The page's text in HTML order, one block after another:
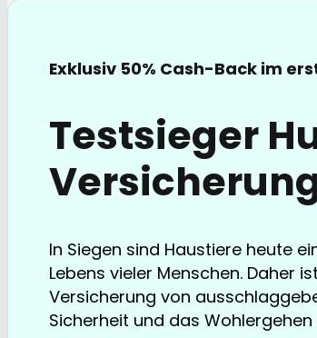
Pferde-OP
Blog
FAQ
Partnerschaften
Über uns
Exklusiv 50% Cash-Back im
Testsieger
In Siegen sind Haustiere heute
Lebens vieler Menschen. Daher
Versicherung von
Sicherheit und das